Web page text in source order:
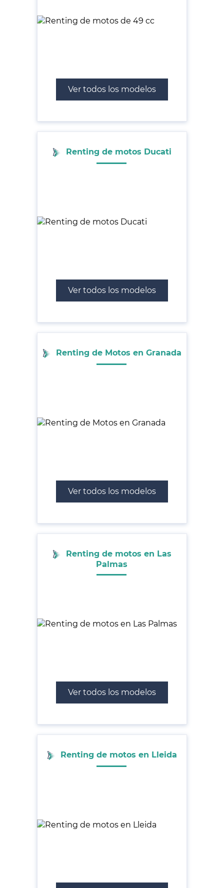
Ver todos los modelos
Renting de motos Ducati
Ver todos los modelos
Renting de Motos en Granada
Ver todos los modelos
Renting de motos en Las
Palmas
Ver todos los modelos
Renting de motos en Lleida